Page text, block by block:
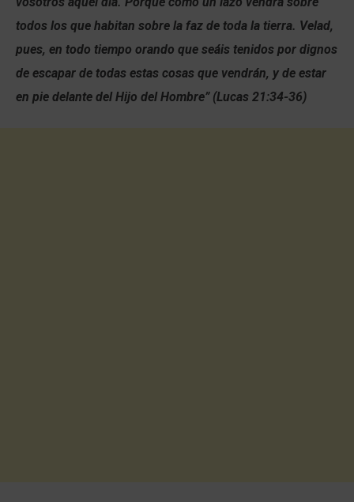
todos los que habitan sobre la faz de toda la tierra. Velad,
pues, en todo tiempo orando que seáis tenidos por dignos
de escapar de todas estas cosas que vendrán, y de estar
en pie delante del Hijo del Hombre” (Lucas 21:34-36)